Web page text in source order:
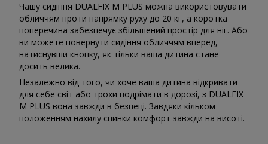
Чашу сидіння DUALFIX M PLUS можна використовувати
обличчям проти напрямку руху до 20 кг, а коротка
поперечина забезпечує збільшений простір для ніг. Або
ви можете повернути сидіння обличчям вперед,
натиснувши кнопку, як тільки ваша дитина стане
досить велика.
Незалежно від того, чи хоче ваша дитина відкривати
для себе світ або трохи подрімати в дорозі, з DUALFIX
M PLUS вона завжди в безпеці. Завдяки кільком
положенням нахилу спинки комфорт завжди на висоті.